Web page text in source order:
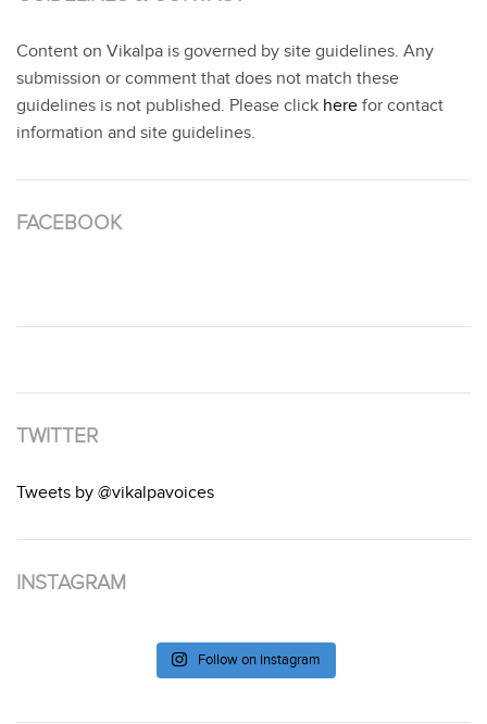
Content on Vikalpa is governed by site guidelines. Any
submission or comment that does not match these
guidelines is not published. Please click here for contact
information and site guidelines.
FACEBOOK
TWITTER
Tweets by @vikalpavoices
INSTAGRAM
Follow on Instagram